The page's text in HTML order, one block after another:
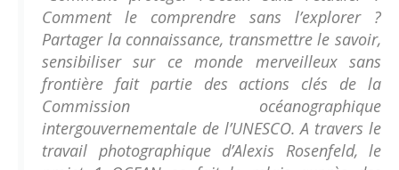
Comment le comprendre sans l’explorer ?
Partager la connaissance, transmettre le savoir,
sensibiliser sur ce monde merveilleux sans
frontière fait partie des actions clés de la
Commission océanographique
intergouvernementale de l’UNESCO. A travers le
travail photographique d’Alexis Rosenfeld, le